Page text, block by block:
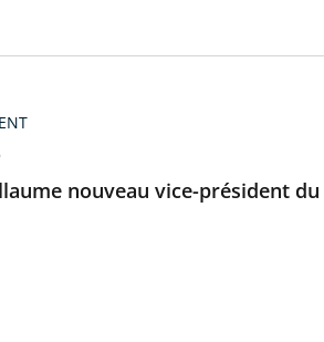
nouveau vice-président du